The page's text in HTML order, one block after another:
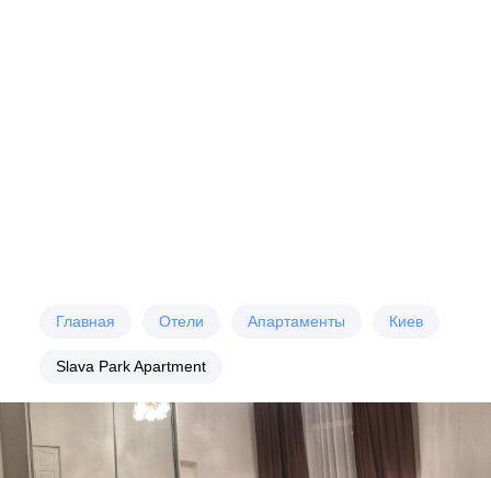
Главная Отели Апартаменты Киев
Slava Park Apartment